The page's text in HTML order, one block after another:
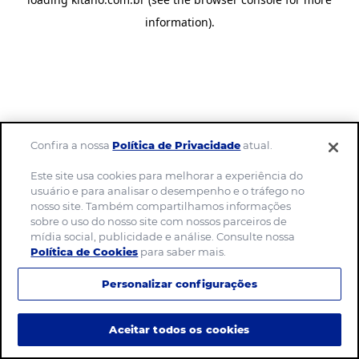
information).
Confira a nossaPolítica de Privacidadeatual.
Este site usa cookies para melhorar a experiência do
usuário e para analisar o desempenho e o tráfego no
nosso site. Também compartilhamos informações
sobre o uso do nosso site com nossos parceiros de
mídia social, publicidade e análise. Consulte nossa
Política de Cookies para saber mais.
Personalizar configurações
Aceitar todos os cookies